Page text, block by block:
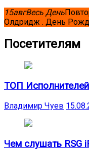
15авгВесь День
Олдридж . День
Посетителям
ТОП Исполнителей
Владимир Чуев
Чем слушать RSG